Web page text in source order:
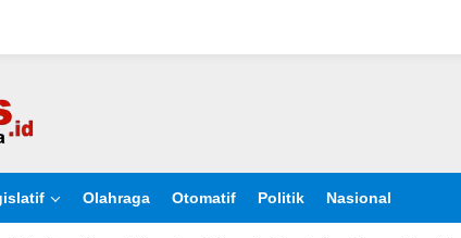
Olahraga Otomatif Politik Nasional